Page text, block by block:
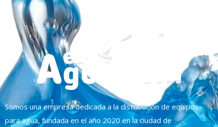
Somos una empresa dedicada a la distribución de equipos
para agua, fundada en el año 2020 en la ciudad de